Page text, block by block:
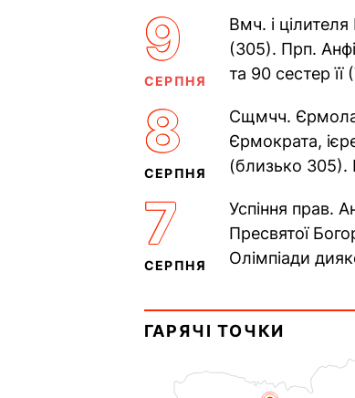
9
СЕРПНЯ
Вмч. і
(305). Прп.
та 90 сестер її
Наума,
8
СЕРПНЯ
Сщмчч.
Єрмократа,
(близько
Печерського,
7
СЕРПНЯ
Успіння прав.
Пресвятої
Олімпіади
Пам’ять V
ГАРЯЧІ ТОЧКИ